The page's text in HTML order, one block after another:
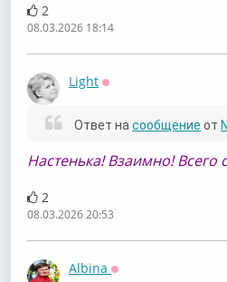
2
08.03.2026 18:14
Light
Ответ на сообщение от
Настенька! Взаимно! Всего
2
08.03.2026 20:53
Albina